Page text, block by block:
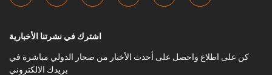
اشترك في نشرتنا الأخبارية
كن على اطلاع واحصل على أحدث الأخبار من صحار الدولي مباشرة في
بريدك الالكتروني